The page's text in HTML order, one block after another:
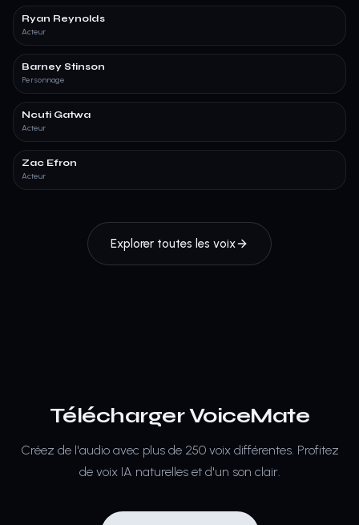
Ryan Reynolds
Acteur
Barney Stinson
Personnage
Ncuti Gatwa
Acteur
Zac Efron
Acteur
Explorer toutes les voix
Télécharger VoiceMate
Créez de l'audio avec plus de 250 voix différentes. Profitez
de voix IA naturelles et d'un son clair.